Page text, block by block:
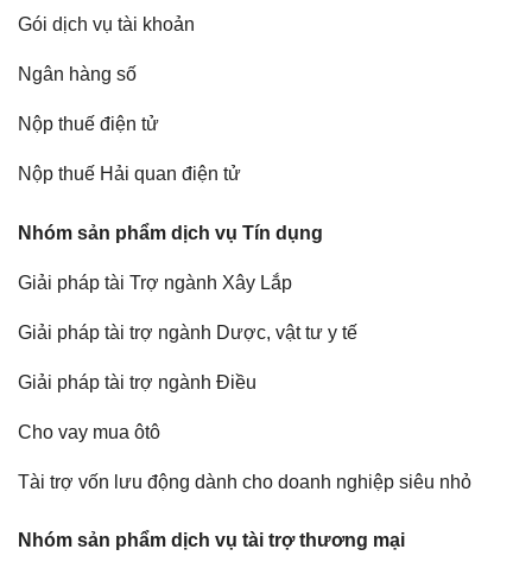
Gói dịch vụ tài khoản
Ngân hàng số
Nộp thuế điện tử
Nộp thuế Hải quan điện tử
Nhóm sản phẩm dịch vụ Tín dụng
Giải pháp tài Trợ ngành Xây Lắp
Giải pháp tài trợ ngành Dược, vật tư y tế
Giải pháp tài trợ ngành Điều
Cho vay mua ôtô
Tài trợ vốn lưu động dành cho doanh nghiệp siêu nhỏ
Nhóm sản phẩm dịch vụ tài trợ thương mại